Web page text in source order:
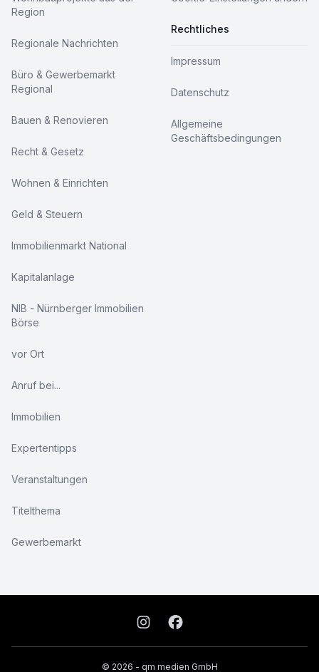
Region
Regionale Nachrichten
Büro & Gewerbemarkt
Regional
Bauen & Renovieren
Recht & Gesetz
Wohnen & Einrichten
Geld & Steuern
Immobilienmarkt National
Kapitalanlage
NIB - Nürnberger Immobilien
Börse
vor Ort
Anruf bei...
Immobilien
Expertentipps
Veranstaltungen
Titelthema
Gewerbemarkt
Rechtliches
Impressum
Datenschutz
Allgemeine
Geschäftsbedingungen
© 2026 - qm medien GmbH